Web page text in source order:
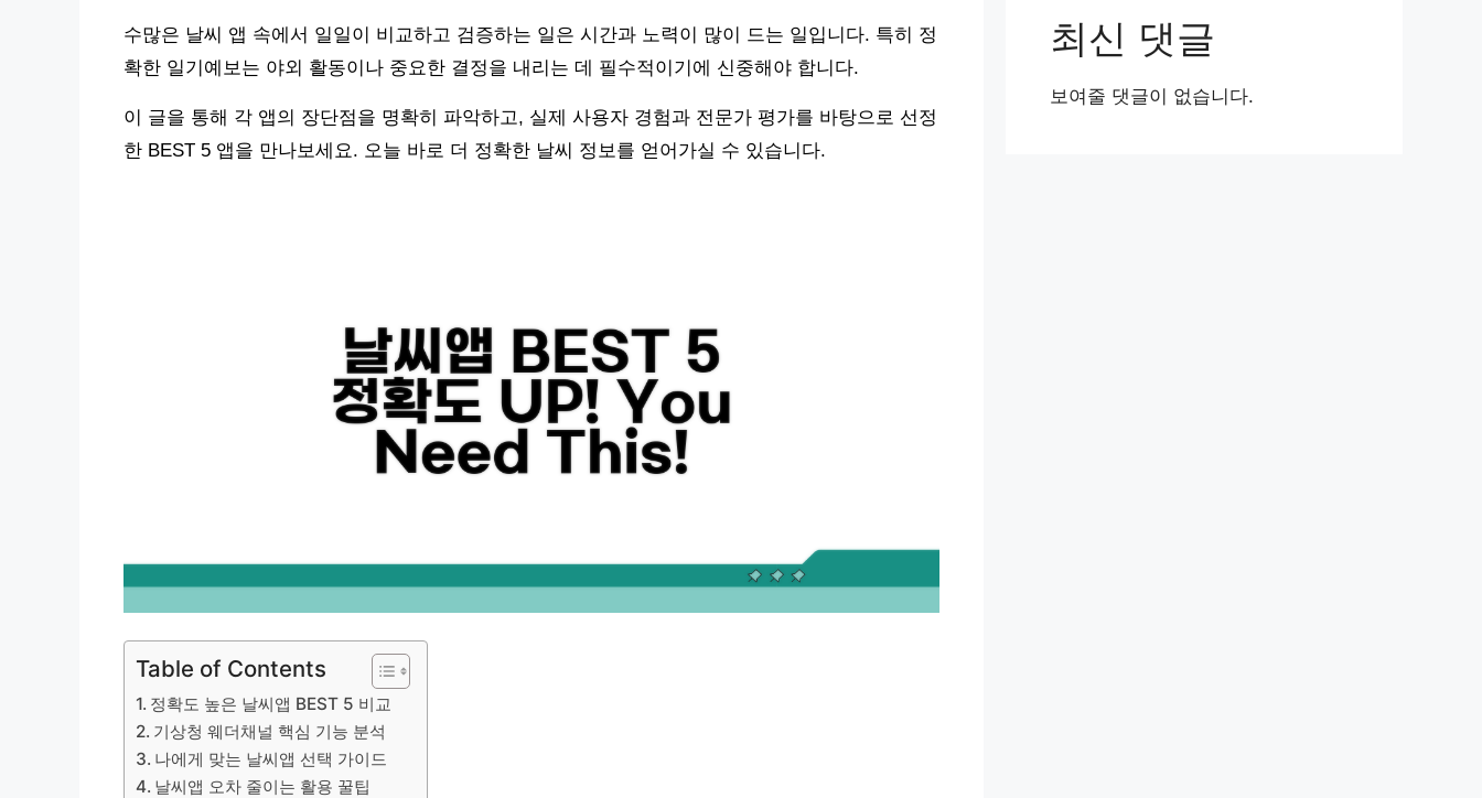
수많은 날씨 앱 속에서 일일이 비교하고 검증하는 일은 시간과 노력이 많이 드는 일입니다. 특히 정
확한 일기예보는 야외 활동이나 중요한 결정을 내리는 데 필수적이기에 신중해야 합니다.
이 글을 통해 각 앱의 장단점을 명확히 파악하고, 실제 사용자 경험과 전문가 평가를 바탕으로 선정
한 BEST 5 앱을 만나보세요. 오늘 바로 더 정확한 날씨 정보를 얻어가실 수 있습니다.
Table of Contents
정확도 높은 날씨앱 BEST 5 비교
기상청 웨더채널 핵심 기능 분석
나에게 맞는 날씨앱 선택 가이드
날씨앱 오차 줄이는 활용 꿀팁
최신 댓글
보여줄 댓글이 없습니다.